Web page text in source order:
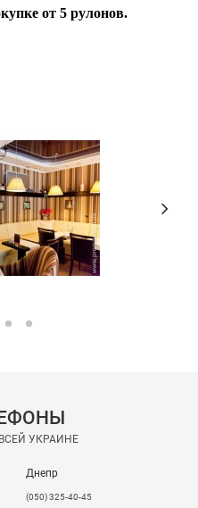
от 5 рулонов.
УКРАИНЕ
Днепр
(050) 325-40-45